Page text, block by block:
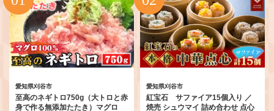
愛知県刈谷市
至高のネギトロ750g（大トロと赤
身で作る無添加たたき）マグロ
愛知県刈谷市
紅宝石 サファイア15個入り ／
焼売 シュウマイ 詰め合わせ 点心